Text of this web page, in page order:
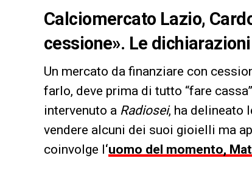
Calciomercato Lazio,
cessione». Le
Un mercato da finanziare con
farlo, deve prima di tutto “fare
intervenuto a Radiosei, ha delineato
vendere alcuni dei suoi gioielli ma
coinvolge l‘uomo del momento,